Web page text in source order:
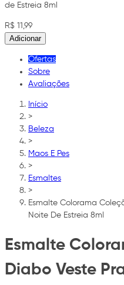
de Estreia 8ml
R$ 11,99
Adicionar
Ofertas
Sobre
Avaliações
Início
>
Beleza
>
Maos E Pes
>
Esmaltes
>
Esmalte Colorama
Noite De Estreia 8ml
Esmalte
Diabo Veste